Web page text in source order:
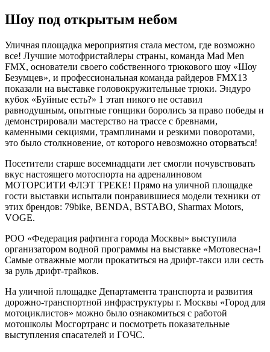
Шоу под открытым небом
Уличная площадка мероприятия стала местом, где возможно
все! Лучшие мотофристайлеры страны, команда Mad Men
FMX, основатели своего собственного трюкового шоу «Шоу
Безумцев», и профессиональная команда райдеров FMX13
показали на выставке головокружительные трюки. Эндуро
кубок «Буйные есть?» 1 этап никого не оставил
равнодушным, опытные гонщики боролись за право победы и
демонстрировали мастерство на трассе с бревнами,
каменными секциями, трамплинами и резкими поворотами,
это было столкновение, от которого невозможно оторваться!
Посетители старше восемнадцати лет смогли почувствовать
вкус настоящего мотоспорта на адреналиновом
МОТОРСИТИ ФЛЭТ ТРЕКЕ! Прямо на уличной площадке
гости выставки испытали понравившиеся модели техники от
этих брендов: 79bike, BENDA, BSTABO, Sharmax Motors,
VOGE.
РОО «Федерация рафтинга города Москвы» выступила
организатором водной программы на выставке «Мотовесна»!
Самые отважные могли прокатиться на дрифт-такси или сесть
за руль дрифт-трайков.
На уличной площадке Департамента транспорта и развития
дорожно-транспортной инфраструктуры г. Москвы «Город для
мотоциклистов» можно было ознакомиться с работой
мотошколы Мосгортранс и посмотреть показательные
выступления спасателей и ГОЧС.